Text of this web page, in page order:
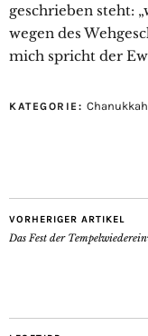
geschrieben steht:
wegen des
mich spricht der
KATEGORIE: Chanukkah
VORHERIGER ARTIKEL
Das Fest der